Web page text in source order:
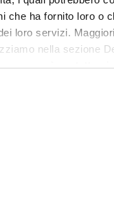
che ha fornito loro o
loro servizi.
nella sezione
come può contattarci
del sito nella
Obiettivo
Vai
Obiettivo